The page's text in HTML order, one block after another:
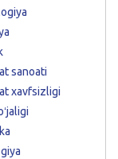
sanoati
xavfsizligi